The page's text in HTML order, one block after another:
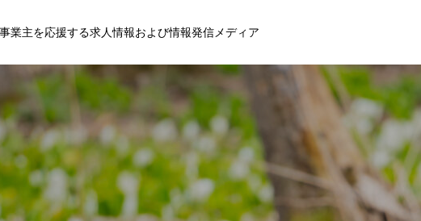
業主を応援する求人情報および情報発信メディア